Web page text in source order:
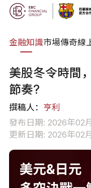
金融知識市場傳奇線
美股冬令時間
節奏?
撰稿人： 亨利
發布日期: 2026年02
更新日期: 2026年02